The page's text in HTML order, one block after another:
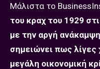
Μάλιστα το
του κραχ του 1929
με την αργή
σημειώνει πως
μεγάλη οικονομική